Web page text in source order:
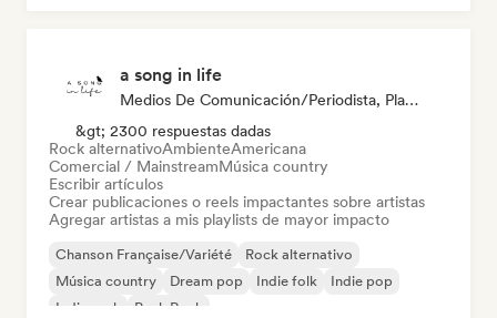
a song in life
Medios De Comunicación/Periodista, Playlist Curator, Social Media Influencer
&gt; 2300 respuestas dadas
Rock alternativoAmbienteAmericana
Comercial / MainstreamMúsica country
Escribir artículos
Crear publicaciones o reels impactantes sobre artistas
Agregar artistas a mis playlists de mayor impacto
Chanson Française/Variété
Rock alternativo
Música country
Dream pop Indie folk
Indie pop
Indie rock
Punk Rock